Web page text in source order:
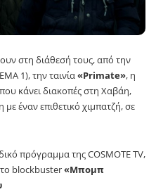
στη διάθεσή τους, από την
1), την ταινία«Primate», η
κάνει διακοπές στη Χαβάη,
έναν επιθετικό χιμπατζή, σε
πρόγραμμα της COSMOTE TV,
το blockbuster«Μπομπ